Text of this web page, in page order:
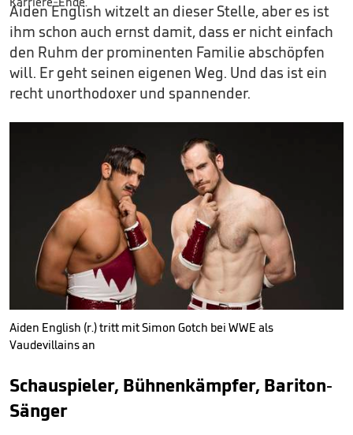
Aiden English witzelt an dieser Stelle, aber es ist
ihm schon auch ernst damit, dass er nicht einfach
den Ruhm der prominenten Familie abschöpfen
will. Er geht seinen eigenen Weg. Und das ist ein
recht unorthodoxer und spannender.
Aiden English (r.) tritt mit Simon Gotch bei WWE als
Vaudevillains an
Schauspieler, Bühnenkämpfer, Bariton-
Sänger